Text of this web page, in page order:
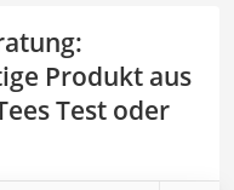
:
Produkt aus
Test oder